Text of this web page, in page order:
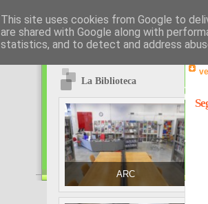
La Biblioteca
ARC
This site uses cookies from Google to
are shared with Google along with
statistics, and to detect and address